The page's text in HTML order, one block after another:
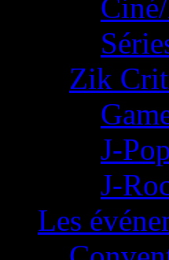
Zik
J-
J-
Les